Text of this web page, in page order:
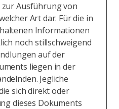
Ausführung von
Art dar. Für die in
Informationen
noch stillschweigend
auf der
liegen in der
Jegliche
sich direkt oder
dieses Dokuments